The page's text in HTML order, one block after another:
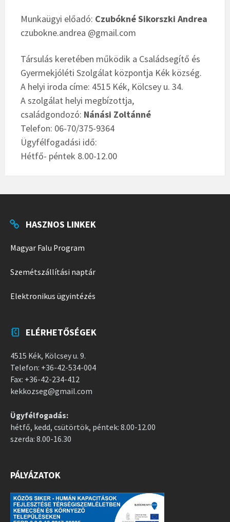
Munkaügyi előadó: Czubókné Sikorszki Andrea
czubokne.andrea @gmail.com
Társulás keretében működik a Családsegítő és
Gyermekjóléti Szolgálat központja Kék község.
A helyi iroda címe: 4515 Kék, Kölcsey u. 34.
A szolgálat helyi megbízottja,
családgondozó: Nánási Zoltánné
Telefon: 06-70/375-9364
Ügyfélfogadási idő:
Hétfő- péntek 8.00-12.00
HASZNOS LINKEK
Magyar Falu Program
Szemétszállítási naptár
Elektronikus ügyintézés
ELÉRHETŐSÉGEK
4515 Kék, Kölcsey u. 9.
Telefon: +36-42-534-004
Fax: +36-42-234-412
kekkozseg@gmail.com
Ügyfélfogadás:
hétfő, kedd, csütörtök, péntek: 8.00-12.00
szerda: 8.00-16.30
PÁLYÁZATOK